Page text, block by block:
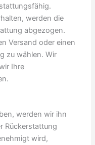
werden die
abgezogen.
Versand oder einen
zu wählen. Wir
Ihre
werden wir ihn
Rückerstattung
wird,